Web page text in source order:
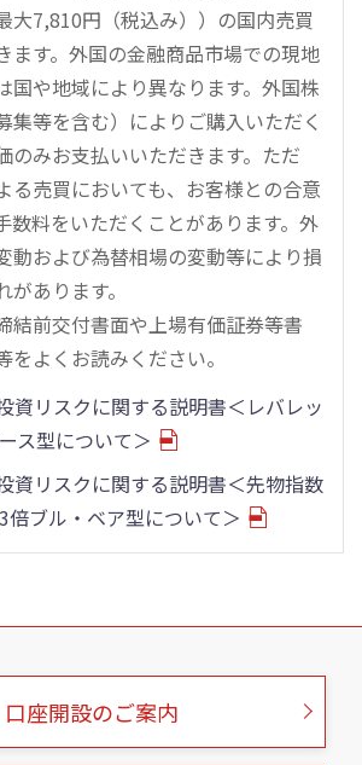
大7,810円（税込み））の国内売買
ます。外国の金融商品市場での現地
国や地域により異なります。外国株
集等を含む）によりご購入いただく
のみお支払いいただきます。ただ
る売買においても、お客様との合意
数料をいただくことがあります。外
動および為替相場の変動等により損
あります。
結前交付書面や上場有価証券等書
をよくお読みください。
資リスクに関する説明書＜レバレッ
ス型について＞
資リスクに関する説明書＜先物指数
倍ブル・ベア型について＞
口座開設のご案内